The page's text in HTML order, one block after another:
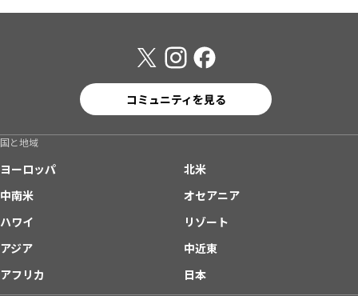
コミュニティを見る
国と地域
ヨーロッパ
北米
中南米
オセアニア
ハワイ
リゾート
アジア
中近東
アフリカ
日本